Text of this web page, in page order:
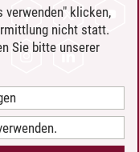
verwenden" klicken,
nicht statt.
Sie bitte unserer